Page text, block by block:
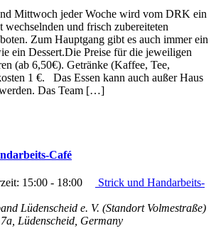
Mittwoch jeder Woche wird vom DRK ein
wechselnden und frisch zubereiteten
Zum Hauptgang gibt es auch immer ein
ein Dessert.Die Preise für die jeweiligen
(ab 6,50€). Getränke (Kaffee, Tee,
1 €. Das Essen kann auch außer Haus
Das Team […]
Café
15:00 - 18:00
Strick und Handarbeits-
Lüdenscheid e. V. (Standort Volmestraße)
Lüdenscheid, Germany